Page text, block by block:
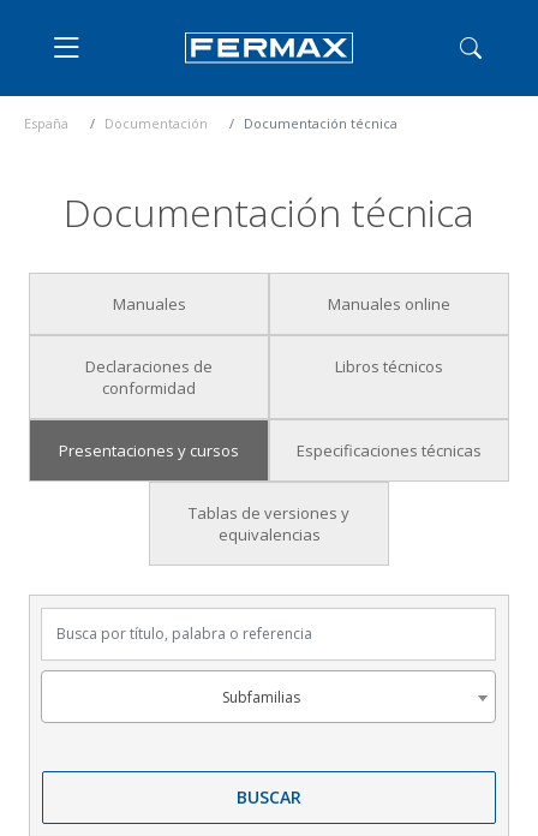
España Documentación Documentación técnica
Documentación técnica
Manuales Manuales online
Declaraciones de
conformidad
Libros técnicos
Presentaciones y cursos Especificaciones técnicas
Tablas de versiones y
equivalencias
Busca por título, palabra o referencia
Subfamilias
BUSCAR